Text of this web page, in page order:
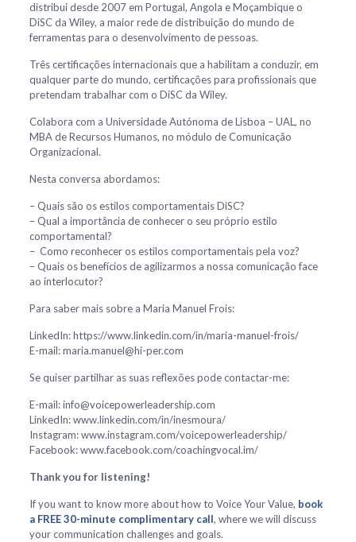
distribui desde 2007 em Portugal, Angola e Moçambique o
DiSC da Wiley, a maior rede de distribuição do mundo de
ferramentas para o desenvolvimento de pessoas.
Três certificações internacionais que a habilitam a conduzir, em
qualquer parte do mundo, certificações para profissionais que
pretendam trabalhar com o DiSC da Wiley.
Colabora com a Universidade Autónoma de Lisboa – UAL, no
MBA de Recursos Humanos, no módulo de Comunicação
Organizacional.
Nesta conversa abordamos:
– Quais são os estilos comportamentais DiSC?
– Qual a importância de conhecer o seu próprio estilo
comportamental?
– Como reconhecer os estilos comportamentais pela voz?
– Quais os benefícios de agilizarmos a nossa comunicação face
ao interlocutor?
Para saber mais sobre a Maria Manuel Frois:
LinkedIn: https://www.linkedin.com/in/maria-manuel-frois/
E-mail: maria.manuel@hi-per.com
Se quiser partilhar as suas reflexões pode contactar-me:
E-mail: info@voicepowerleadership.com
LinkedIn: www.linkedin.com/in/inesmoura/
Instagram: www.instagram.com/voicepowerleadership/
Facebook: www.facebook.com/coachingvocal.im/
Thank you for listening!
If you want to know more about how to Voice Your Value, book
a FREE 30-minute complimentary call, where we will discuss
your communication challenges and goals.